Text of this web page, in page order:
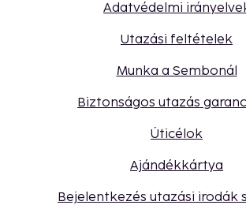
Adatvédelmi
Utazási feltételek
Munka a Sembonál
Biztonságos utazás
Úticélok
Ajándékkártya
Bejelentkezés utazási irodák